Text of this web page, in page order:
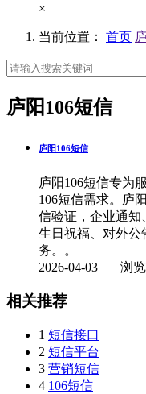
×
当前位置： 首页
庐阳106短信
庐阳106短信
庐阳106短信专为
106短信需求。庐
信验证，企业通知
生日祝福、对外公
务。。
2026-04-03 浏
相关推荐
1 短信接口
2 短信平台
3 营销短信
4 106短信